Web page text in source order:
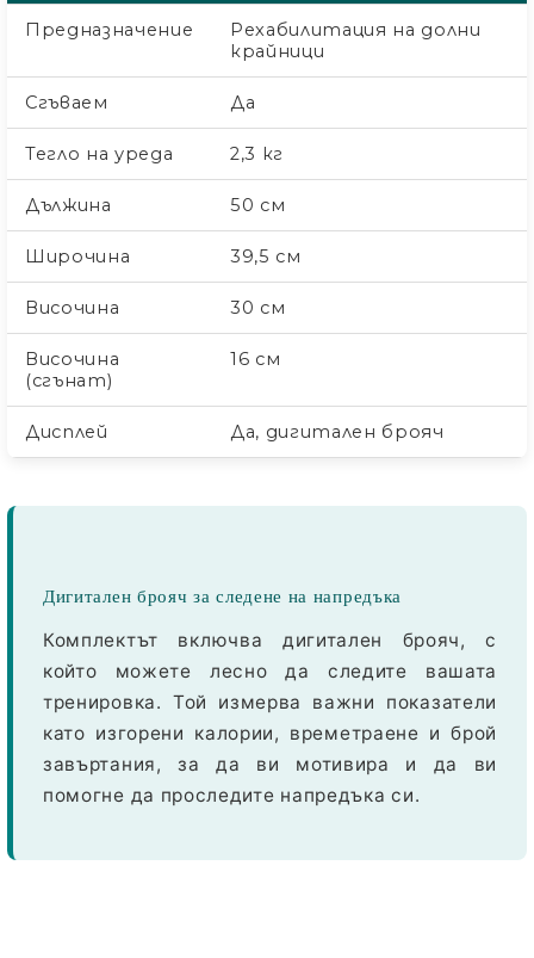
Предназначение
Рехабилитация на долни
крайници
Сгъваем Да
Тегло на уреда 2,3 кг
Дължина 50 см
Широчина 39,5 см
Височина 30 см
Височина
(сгънат)
16 см
Дисплей Да, дигитален брояч
Дигитален брояч за следене на напредъка
Комплектът включва дигитален брояч, с
който можете лесно да следите вашата
тренировка. Той измерва важни показатели
като изгорени калории, времетраене и брой
завъртания, за да ви мотивира и да ви
помогне да проследите напредъка си.